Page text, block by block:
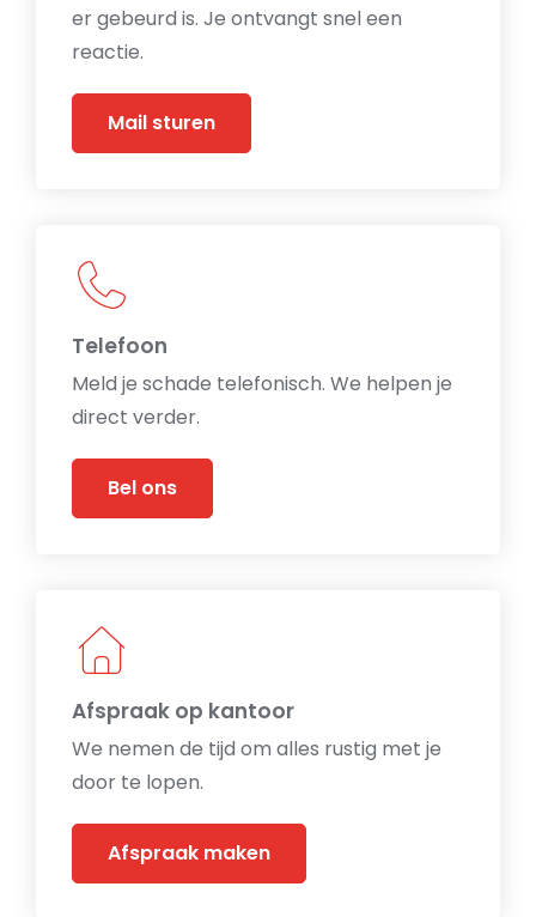
er gebeurd is. Je ontvangt snel een
reactie.
Mail sturen
Telefoon
Meld je schade telefonisch. We helpen je
direct verder.
Bel ons
Afspraak op kantoor
We nemen de tijd om alles rustig met je
door te lopen.
Afspraak maken